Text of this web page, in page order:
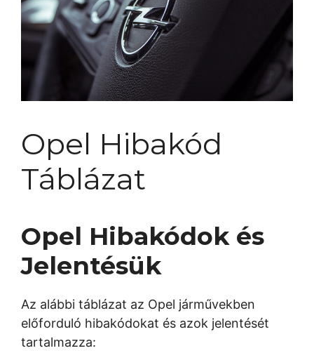
Opel Hibakód
Táblázat
Opel Hibakódok és
Jelentésük
Az alábbi táblázat az Opel járművekben
előforduló hibakódokat és azok jelentését
tartalmazza: